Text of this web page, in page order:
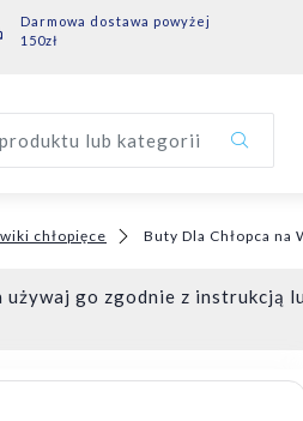
Darmowa dostawa powyżej
150zł
lub kategorii
chłopięce Buty Dla Chłopca
używaj go zgodnie z